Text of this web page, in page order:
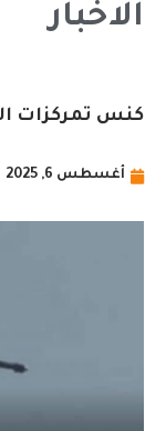
الاخبار
كنس تمركزات
أغسطس 6, 2025